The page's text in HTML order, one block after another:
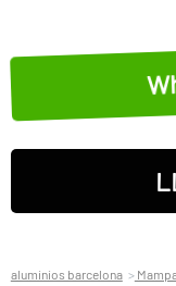
aluminios barcelona